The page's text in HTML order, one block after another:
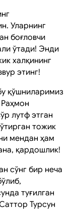
Уларнинг
боғловчи
ўтади! Энди
халқининг
этинг!
қўшниларимиз
лутф этган
тожик
мендан ҳам
қардошлик!
сўнг бир неча
туғилган
Турсун